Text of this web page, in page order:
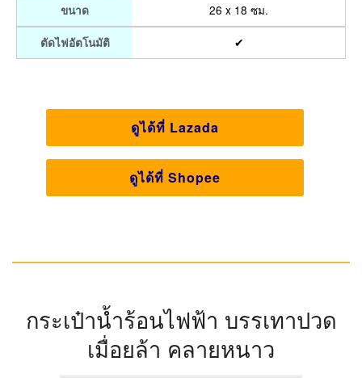
ขนาด 26 x 18 ซม.
ตัดไฟอัตโนมัติ ✔
ดูได้ที่ Lazada
ดูได้ที่ Shopee
กระเป๋าน้ำร้อนไฟฟ้า บรรเทาปวด
เมื่อยล้า คลายหนาว